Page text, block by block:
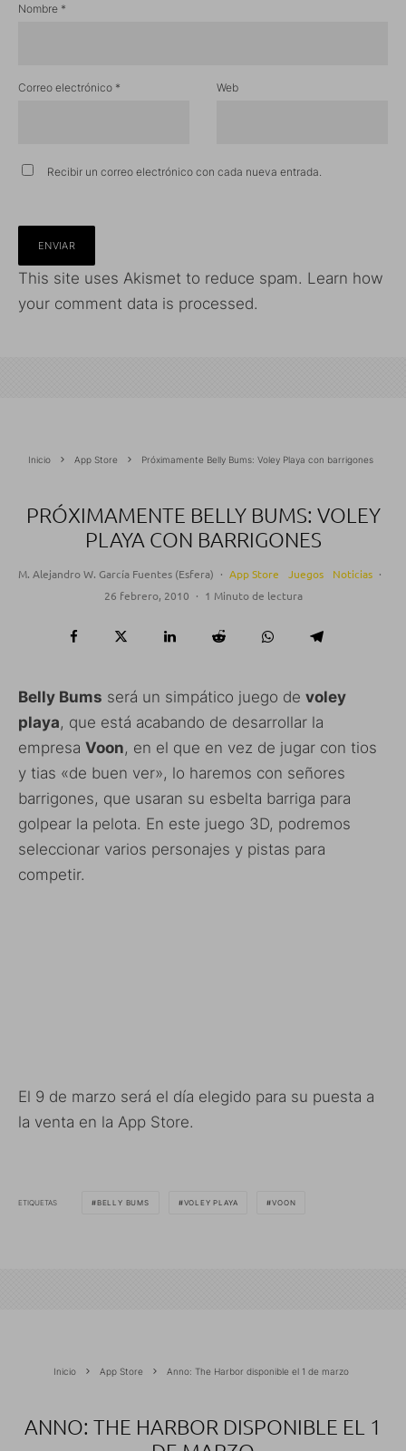
Nombre *
Correo electrónico * Web
Recibir un correo electrónico con cada nueva entrada.
This site uses Akismet to reduce spam. Learn how
your comment data is processed.
Inicio App Store Próximamente Belly Bums: Voley Playa con barrigones
PRÓXIMAMENTE BELLY BUMS: VOLEY
PLAYA CON BARRIGONES
M. Alejandro W. García Fuentes (Esfera) · App Store Juegos Noticias ·
26 febrero, 2010 · 1 Minuto de lectura
Belly Bums será un simpático juego de voley
playa, que está acabando de desarrollar la
empresa Voon, en el que en vez de jugar con tios
y tias «de buen ver», lo haremos con señores
barrigones, que usaran su esbelta barriga para
golpear la pelota. En este juego 3D, podremos
seleccionar varios personajes y pistas para
competir.
El 9 de marzo será el día elegido para su puesta a
la venta en la App Store.
ETIQUETAS BELLY BUMS VOLEY PLAYA VOON
Inicio App Store Anno: The Harbor disponible el 1 de marzo
ANNO: THE HARBOR DISPONIBLE EL 1